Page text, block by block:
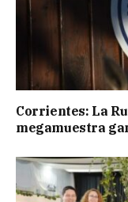
Corrientes: La
megamuestra